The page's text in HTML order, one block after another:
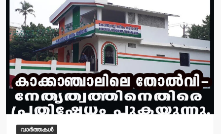
p
o
k
വാർത്തകൾ